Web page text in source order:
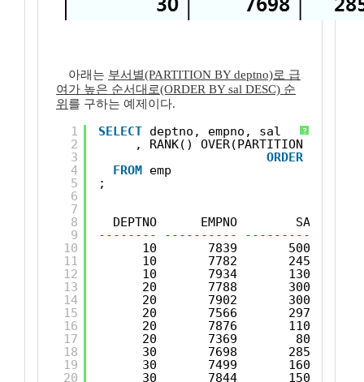
아래는 부서별(PARTITION BY deptno)로 급
여가 높은 순서대로(ORDER BY sal DESC) 순
위 를 구하는 예제이다.
?
1
2
3
4
5
6
7
8
9
10
11
12
13
14
15
16
17
18
19
20
SELECT deptno, empno, sal
, RANK() OVER(PARTITION
ORDER
FROM emp
;
DEPTNO      EMPNO        SAL
-------- ---------- ----------
10       7839       5000
10       7782       2450
10       7934       1300
20       7788       3000
20       7902       3000
20       7566       2975
20       7876       1100
20       7369        800
30       7698       2850
30       7499       1600
30       7844       1500